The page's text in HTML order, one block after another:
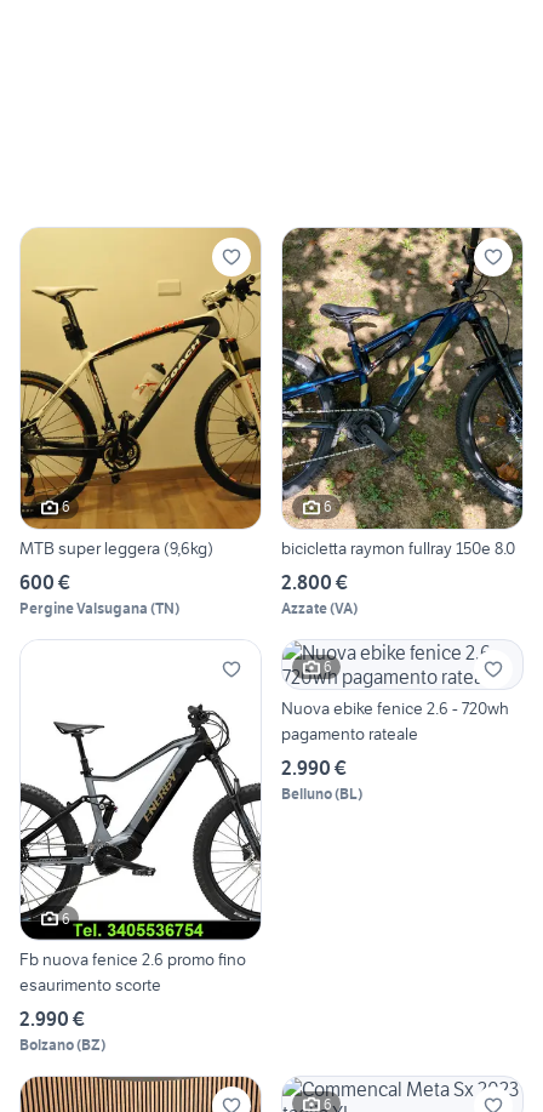
6
MTB super leggera (9,6kg)
600 €
Pergine Valsugana (TN)
6
bicicletta raymon fullray 150e 8.0
2.800 €
Azzate(VA)
6
Fb nuova fenice 2.6 promo fino
esaurimento scorte
2.990 €
Bolzano(BZ)
6
Nuova ebike fenice 2.6 - 720wh
pagamento rateale
2.990 €
Belluno(BL)
6